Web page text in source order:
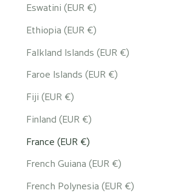
Eswatini (EUR €)
Ethiopia (EUR €)
Falkland Islands (EUR €)
Faroe Islands (EUR €)
Fiji (EUR €)
Finland (EUR €)
France (EUR €)
French Guiana (EUR €)
French Polynesia (EUR €)